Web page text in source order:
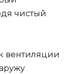
чистый
вентиляции